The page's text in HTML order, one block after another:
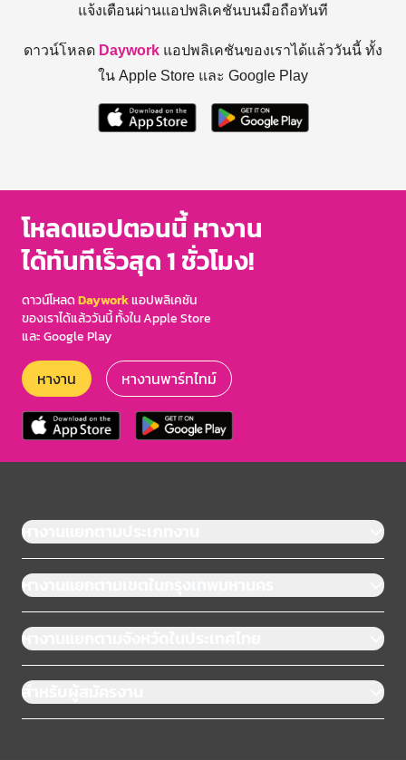
แจ้งเตือนผ่านแอปพลิเคชันบนมือถือทันที
ดาวน์โหลด Daywork แอปพลิเคชันของเราได้แล้ววันนี้ ทั้ง
ใน Apple Store และ Google Play
โหลดแอปตอนนี้ หางาน
ได้ทันทีเร็วสุด 1 ชั่วโมง!
ดาวน์โหลดDayworkแอปพลิเคชัน
ของเราได้แล้ววันนี้ ทั้งใน Apple Store
และ Google Play
หางาน หางานพาร์ทไทม์
หางานแยกตามประเภทงาน
หางานแยกตามเขตในกรุงเทพมหานคร
หางานแยกตามจังหวัดในประเทศไทย
สำหรับผู้สมัครงาน